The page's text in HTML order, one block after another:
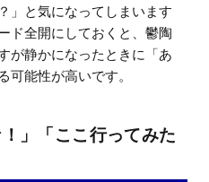
」と気になってしまいます
ド全開にしておくと、鬱陶
が静かになったときに「あ
可能性が高いです。
」「ここ行ってみた